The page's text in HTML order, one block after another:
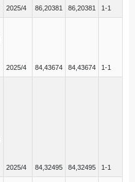
2025/4 86,20381 86,20381 1-1
2025/4 84,43674 84,43674 1-1
2025/4 84,32495 84,32495 1-1